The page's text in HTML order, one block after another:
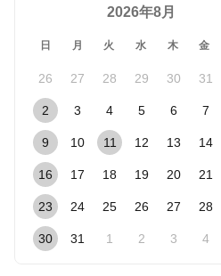
2026年8月
日 月 火 水 木 金
26 27 28 29 30 31
2 3 4 5 6 7
9 10 11 12 13 14
16 17 18 19 20 21
23 24 25 26 27 28
30 31 1 2 3 4